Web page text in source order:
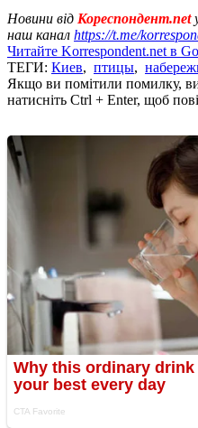
Новини від Кореспондент.net
наш канал https://t.me/
Читайте Korrespondent.net в
ТЕГИ: Киев, птицы,
Якщо ви помітили помилку,
натисніть Ctrl + Enter, щоб